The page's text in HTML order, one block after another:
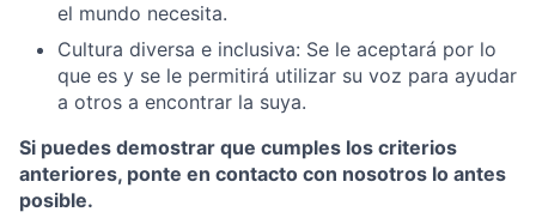
el mundo necesita.
Cultura diversa e inclusiva: Se le aceptará por lo
que es y se le permitirá utilizar su voz para ayudar
a otros a encontrar la suya.
Si puedes demostrar que cumples los criterios
anteriores, ponte en contacto con nosotros lo antes
posible.